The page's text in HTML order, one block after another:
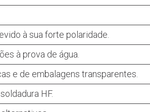
à sua forte polaridade.
à prova de água.
e de embalagens transparentes.
HF.